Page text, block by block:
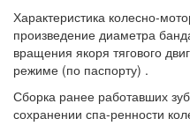
Характеристика колесно-
произведение диаметра
вращения якоря тягового
режиме (по паспорту) .
Сборка ранее работавших
сохранении спа-ренности